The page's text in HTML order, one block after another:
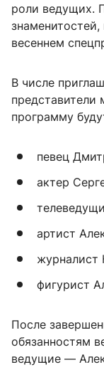
роли ведущих.
весеннем
В числе
представители
программу
певец
актер
артист
журналист
фигурист
После
обязанностям
ведущие —